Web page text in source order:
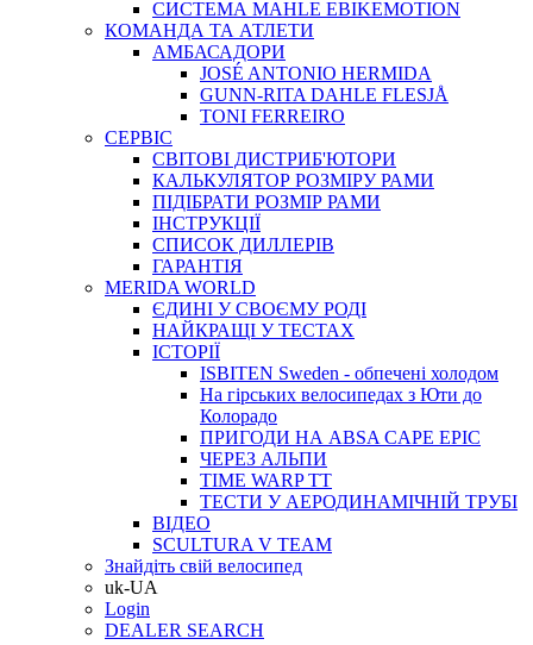
СИСТЕМА MAHLE EBIKEMOTION
КОМАНДА ТА АТЛЕТИ
АМБАСАДОРИ
JOSÉ ANTONIO HERMIDA
GUNN-RITA DAHLE FLESJÅ
TONI FERREIRO
СЕРВІС
СВІТОВІ ДИСТРИБ'ЮТОРИ
КАЛЬКУЛЯТОР РОЗМIРУ РАМИ
ПІДІБРАТИ РОЗМІР РАМИ
IНСТРУКЦIЇ
СПИСОК ДИЛЛЕРІВ
ГАРАНТIЯ
MERIDA WORLD
ЄДИНI У СВОЄМУ РОДI
НАЙКРАЩІ У ТЕСТАХ
ІСТОРІЇ
ISBITEN Sweden - обпечені холодом
На гірських велосипедах з Юти до
Колорадо
ПРИГОДИ НА ABSA CAPE EPIC
ЧЕРЕЗ АЛЬПИ
TIME WARP TT
ТЕСТИ У АЕРОДИНАМІЧНІЙ ТРУБІ
ВІДЕО
SCULTURA V TEAM
Знайдіть свій велосипед
uk-UA
Login
DEALER SEARCH